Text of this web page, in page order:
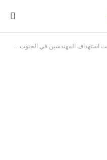
الجنوب: على الدولة بكل أجهزتها تحمل المسؤولية تجاه سلامة الكادر الهندسي